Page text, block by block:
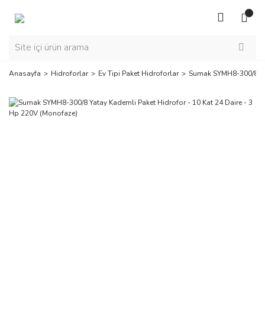
Anasayfa Hidroforlar Ev Tipi Paket Hidroforlar Sumak SYMH8-300/8